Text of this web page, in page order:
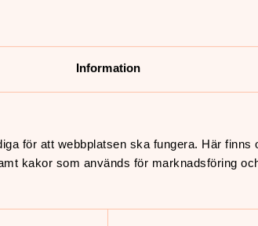
Information
för att webbplatsen ska fungera. Här
kakor som används för marknadsföring
10.00